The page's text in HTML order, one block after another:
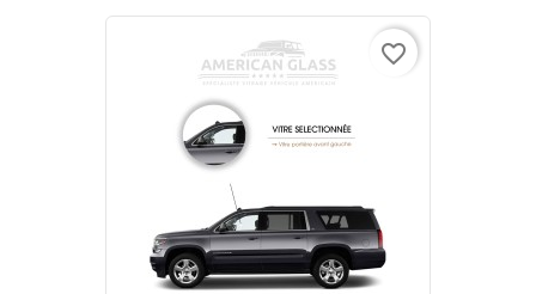
favorite_border